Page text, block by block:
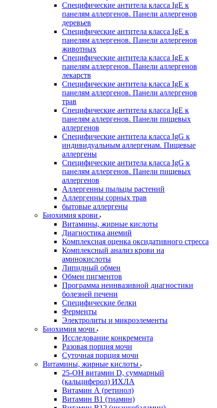
Специфические антитела класса IgE к
панелям аллергенов. Панели аллергенов
деревьев
Специфические антитела класса IgE к
панелям аллергенов. Панели аллергенов
животных
Специфические антитела класса IgE к
панелям аллергенов. Панели аллергенов
лекарств
Специфические антитела класса IgE к
панелям аллергенов. Панели аллергенов
трав
Специфические антитела класса IgE к
панелям аллергенов. Панели пищевых
аллергенов
Специфические антитела класса IgG к
индивидуальным аллергенам. Пищевые
аллергены
Специфические антитела класса IgG к
панелям аллергенов. Панели пищевых
аллергенов
Аллергенны пыльцы растений
Аллергенны сорных трав
бытовые аллергены
Биохимия крови
Витамины, жирные кислоты
Диагностика анемий
Комплексная оценка оксидативного стресса
Комплексный анализ крови на
аминокислоты
Липидный обмен
Обмен пигментов
Программа неинвазивной диагностики
болезней печени
Специфические белки
Ферменты
Электролиты и микроэлементы
Биохимия мочи
Исследование конкремента
Разовая порция мочи
Суточная порция мочи
Витамины, жирные кислоты
25-OH витамин D, суммарный
(кальциферол) ИХЛА
Витамин А (ретинол)
Витамин В1 (тиамин)